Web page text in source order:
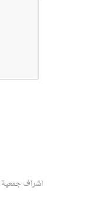
اشراف جمعية